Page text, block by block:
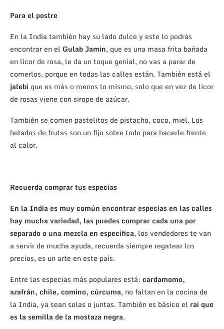
Para el postre
En la India también hay su lado dulce y este lo podrás
encontrar en el Gulab Jamin, que es una masa frita bañada
en licor de rosa, le da un toque genial, no vas a parar de
comerlos, porque en todas las calles están. También está el
jalebi que es más o menos lo mismo, solo que en vez de licor
de rosas viene con sirope de azúcar.
También se comen pastelitos de pistacho, coco, miel. Los
helados de frutas son un fijo sobre todo para hacerle frente
al calor.
Recuerda comprar tus especias
En la India es muy común encontrar especias en las calles
hay mucha variedad, las puedes comprar cada una por
separado o una mezcla en específica, los vendedores te van
a servir de mucha ayuda, recuerda siempre regatear los
precios, es un arte en este país.
Entre las especias más populares está: cardamomo,
azafrán, chile, comino, cúrcuma, no faltan en la cocina de
la India, ya sean solas o juntas. También es básico el rai que
es la semilla de la mostaza negra.